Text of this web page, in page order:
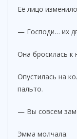
Её лицо
— Господи… их
Она бросилась к
Опустилась на
пальто.
— Вы совсем
Эмма молчала.